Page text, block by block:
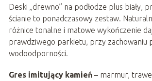
Deski „drewno” na podłodze plus biały,
ścianie to ponadczasowy zestaw.
różnice tonalne i matowe wykończenie
prawdziwego parkietu, przy zachowaniu
wodoodporności.
Gres imitujący kamień– marmur,